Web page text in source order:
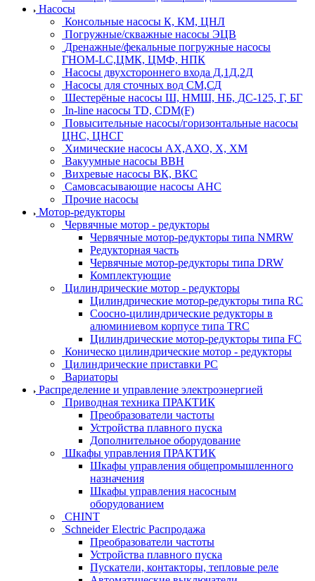
Насосы
Консольные насосы К, КМ, ЦНЛ
Погружные/скважные насосы ЭЦВ
Дренажные/фекальные погружные насосы
ГНОМ-LC,ЦМК, ЦМФ, НПК
Насосы двухстороннего входа Д,1Д,2Д
Насосы для сточных вод СМ,СД
Шестерёные насосы Ш, НМШ, НБ, ДС-125, Г, БГ
In-line насосы TD, CDM(F)
Повысительные насосы/горизонтальные насосы
ЦНС, ЦНСГ
Химические насосы АХ,АХО, Х, ХМ
Вакуумные насосы ВВН
Вихревые насосы ВК, ВКС
Самовсасывающие насосы АНС
Прочие насосы
Мотор-редукторы
Червячные мотор - редукторы
Червячные мотор-редукторы типа NMRW
Редукторная часть
Червячные мотор-редукторы типа DRW
Комплектующие
Цилиндрические мотор - редукторы
Цилиндрические мотор-редукторы типа RC
Соосно-цилиндрические редукторы в
алюминиевом корпусе типа TRC
Цилиндрические мотор-редукторы типа FC
Коническо цилиндрические мотор - редукторы
Цилиндрические приставки PC
Вариаторы
Распределение и управление электроэнергией
Приводная техника ПРАКТИК
Преобразователи частоты
Устройства плавного пуска
Дополнительное оборудование
Шкафы управления ПРАКТИК
Шкафы управления общепромышленного
назначения
Шкафы управления насосным
оборудованием
CHINT
Schneider Electric Распродажа
Преобразователи частоты
Устройства плавного пуска
Пускатели, контакторы, тепловые реле